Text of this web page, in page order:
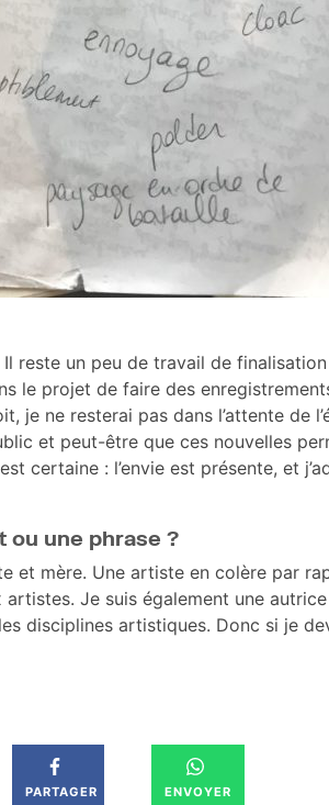
reste un peu de travail de
le projet de faire des
je ne resterai pas dans l’attente de
et peut-être que ces nouvelles
certaine : l’envie est présente, et
ou une phrase ?
et mère. Une artiste en colère par
Je suis également une
disciplines artistiques. Donc si je
PARTAGER ENVOYER